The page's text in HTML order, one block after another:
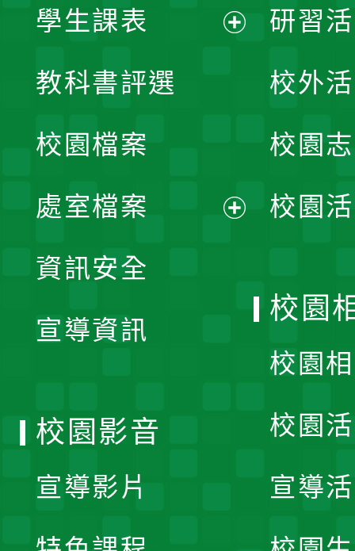
學生課表
單
教科書評選
校園檔案
處室檔案
資訊安全
宣導資訊
研習
校外
校園
校園
校園
校園
校園
宣導
校園影音
宣導影片